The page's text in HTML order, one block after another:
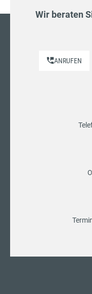
Wir beraten
ANRUFEN